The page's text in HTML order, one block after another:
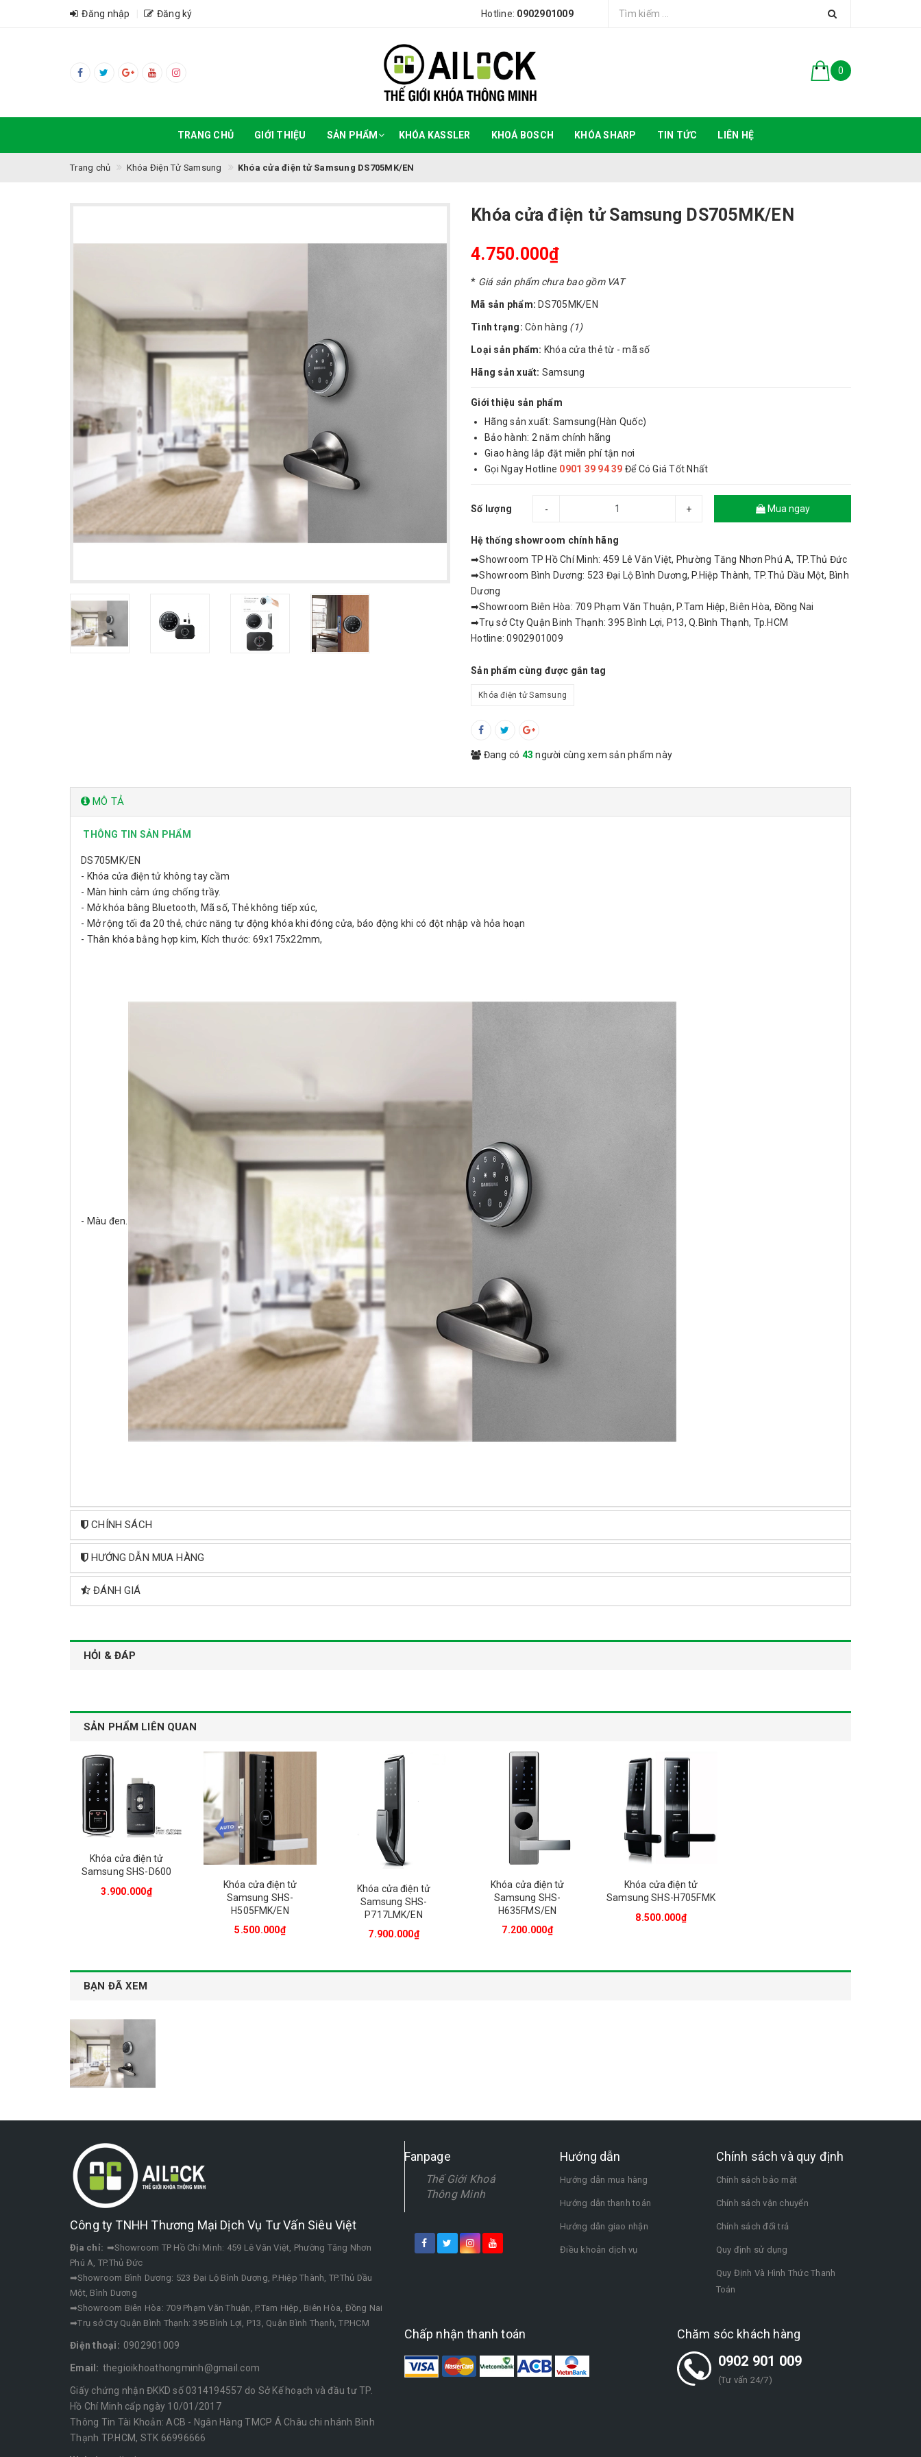
Đăng nhập Đăng ký Hotline: 0902901009
0
TRANG CHỦ GIỚI THIỆU SẢN PHẨM KHÓA KASSLER KHOÁ BOSCH KHÓA SHARP TIN TỨC LIÊN HỆ
Trang chủ Khóa Điện Tử Samsung Khóa cửa điện tử Samsung DS705MK/EN
Khóa cửa điện tử Samsung DS705MK/EN
4.750.000₫
* Giá sản phẩm chưa bao gồm VAT
Mã sản phẩm: DS705MK/EN
Tình trạng: Còn hàng (1)
Loại sản phẩm: Khóa cửa thẻ từ - mã số
Hãng sản xuất: Samsung
Giới thiệu sản phẩm
Hãng sản xuất: Samsung(Hàn Quốc)
Bảo hành: 2 năm chính hãng
Giao hàng lắp đặt miễn phí tận nơi
Gọi Ngay Hotline 0901 39 94 39 Để Có Giá Tốt Nhất
Số lượng - + Mua ngay
Hệ thống showroom chính hãng
➡Showroom TP Hồ Chí Minh: 459 Lê Văn Việt, Phường Tăng Nhơn Phú A, TP.Thủ Đức
➡Showroom Bình Dương: 523 Đại Lộ Bình Dương, P.Hiệp Thành, TP.Thủ Dầu Một, Bình
Dương
➡Showroom Biên Hòa: 709 Phạm Văn Thuận, P.Tam Hiệp, Biên Hòa, Đồng Nai
➡Trụ sở Cty Quận Binh Thạnh: 395 Bình Lợi, P13, Q.Bình Thạnh, Tp.HCM
Hotline: 0902901009
Sản phẩm cùng được gắn tag
Khóa điện tử Samsung
Đang có 43 người cùng xem sản phẩm này
MÔ TẢ
THÔNG TIN SẢN PHẨM
DS705MK/EN
- Khóa cửa điện tử không tay cầm
- Màn hình cảm ứng chống trầy.
- Mở khóa bằng Bluetooth, Mã số, Thẻ không tiếp xúc,
- Mở rộng tối đa 20 thẻ, chức năng tự động khóa khi đóng cửa, báo động khi có đột nhập và hỏa hoạn
- Thân khóa bằng hợp kim, Kích thước: 69x175x22mm,
- Màu đen.
CHÍNH SÁCH
HƯỚNG DẪN MUA HÀNG
ĐÁNH GIÁ
HỎI & ĐÁP
SẢN PHẨM LIÊN QUAN
Khóa cửa điện tử
Samsung SHS-D600
3.900.000₫
Khóa cửa điện tử
Samsung SHS-
H505FMK/EN
5.500.000₫
Khóa cửa điện tử
Samsung SHS-
P717LMK/EN
7.900.000₫
Khóa cửa điện tử
Samsung SHS-
H635FMS/EN
7.200.000₫
Khóa cửa điện tử
Samsung SHS-H705FMK
8.500.000₫
BẠN ĐÃ XEM
Công ty TNHH Thương Mại Dịch Vụ Tư Vấn Siêu Việt
Địa chỉ: ➡Showroom TP Hồ Chí Minh: 459 Lê Văn Việt, Phường Tăng Nhơn
Phú A, TP.Thủ Đức
➡Showroom Bình Dương: 523 Đại Lộ Bình Dương, P.Hiệp Thành, TP.Thủ Dầu
Một, Bình Dương
➡Showroom Biên Hòa: 709 Phạm Văn Thuận, P.Tam Hiệp, Biên Hòa, Đồng Nai
➡Trụ sở Cty Quận Bình Thạnh: 395 Bình Lợi, P13, Quận Bình Thạnh, TP.HCM
Điện thoại: 0902901009
Email: thegioikhoathongminh@gmail.com
Giấy chứng nhận ĐKKD số 0314194557 do Sở Kế hoạch và đầu tư TP.
Hồ Chí Minh cấp ngày 10/01/2017
Thông Tin Tài Khoản: ACB - Ngân Hàng TMCP Á Châu chi nhánh Bình
Thạnh TP.HCM, STK 66996666
Fanpage
Thế Giới Khoá
Thông Minh
Hướng dẫn
Hướng dẫn mua hàng
Hướng dẫn thanh toán
Hướng dẫn giao nhận
Điều khoản dịch vụ
Chính sách và quy định
Chính sách bảo mật
Chính sách vận chuyển
Chính sách đổi trả
Quy định sử dụng
Quy Định Và Hình Thức Thanh
Toán
Chấp nhận thanh toán Chăm sóc khách hàng
0902 901 009
(Tư vấn 24/7)